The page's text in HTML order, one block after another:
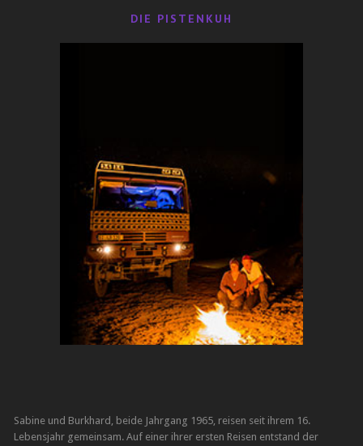
DIE PISTENKUH
Sabine und Burkhard, beide Jahrgang 1965, reisen seit ihrem 16.
Lebensjahr gemeinsam. Auf einer ihrer ersten Reisen entstand der